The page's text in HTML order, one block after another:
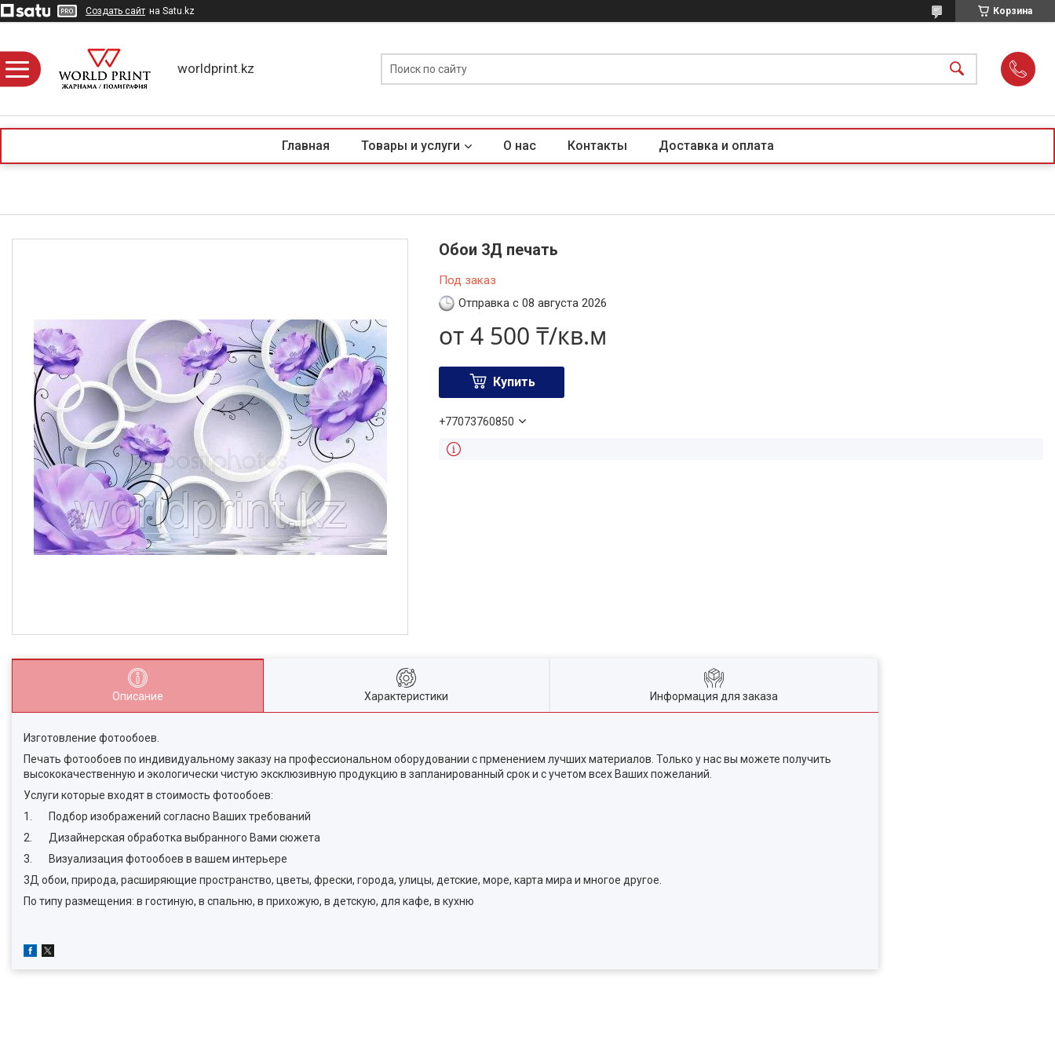
Создать сайт на Satu.kz Корзина
worldprint.kz
Главная Товары и услуги О нас Контакты Доставка и оплата
Обои 3Д печать
Под заказ
Отправка с 08 августа 2026
от4 500 ₸/кв.м
Купить
+77073760850
Описание Характеристики Информация для заказа
Изготовление фотообоев.
Печать фотообоев по индивидуальному заказу на профессиональном оборудовании с прменением лучших материалов. Только у нас вы можете получить
высококачественную и экологически чистую эксклюзивную продукцию в запланированный срок и с учетом всех Ваших пожеланий.
Услуги которые входят в стоимость фотообоев:
1. Подбор изображений согласно Ваших требований
2. Дизайнерская обработка выбранного Вами сюжета
3. Визуализация фотообоев в вашем интерьере
3Д обои, природа, расширяющие пространство, цветы, фрески, города, улицы, детские, море, карта мира и многое другое.
По типу размещения: в гостиную, в спальню, в прихожую, в детскую, для кафе, в кухню